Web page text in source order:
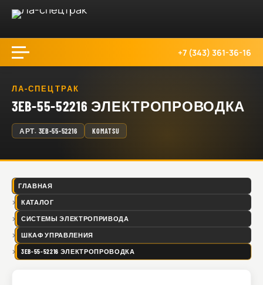
+7 (343) 361-36-16
ЛА-СПЕЦТРАК
3EB-55-52216 ЭЛЕКТРОПРОВОДКА
АРТ. 3EB-55-52216 KOMATSU
ГЛАВНАЯ
КАТАЛОГ
СИСТЕМЫ ЭЛЕКТРОПРИВОДА
ШКАФ УПРАВЛЕНИЯ
3EB-55-52216 ЭЛЕКТРОПРОВОДКА